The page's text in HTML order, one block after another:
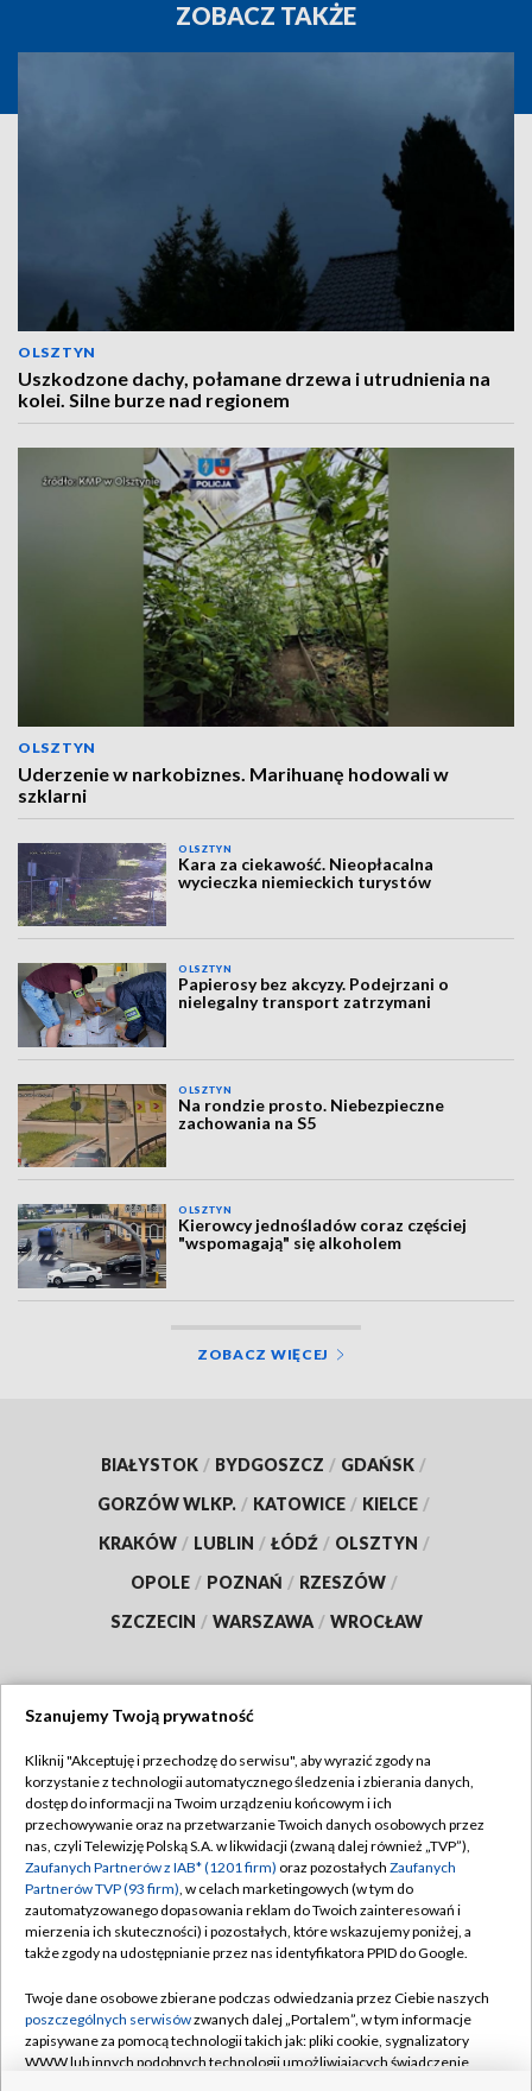
ZOBACZ TAKŻE
OLSZTYN
Uszkodzone dachy, połamane drzewa i utrudnienia na
kolei. Silne burze nad regionem
OLSZTYN
Uderzenie w narkobiznes. Marihuanę hodowali w
szklarni
OLSZTYN
Kara za ciekawość. Nieopłacalna
wycieczka niemieckich turystów
OLSZTYN
Papierosy bez akcyzy. Podejrzani o
nielegalny transport zatrzymani
OLSZTYN
Na rondzie prosto. Niebezpieczne
zachowania na S5
OLSZTYN
Kierowcy jednośladów coraz częściej
"wspomagają" się alkoholem
ZOBACZ WIĘCEJ
BIAŁYSTOK / BYDGOSZCZ / GDAŃSK /
GORZÓW WLKP. / KATOWICE / KIELCE /
KRAKÓW / LUBLIN / ŁÓDŹ / OLSZTYN /
OPOLE / POZNAŃ / RZESZÓW /
SZCZECIN / WARSZAWA / WROCŁAW
TVP
Abonament TVP
Emisja w TVP
Centrum informacji TVP
Naziemna Telewizja Cyfrowa
Rada Programowa
System NOS
Regulamin TVP
Polityka prywatności
Moje zgody
Pomoc
Kontakt
Szanujemy Twoją prywatność
Kliknij "Akceptuję i przechodzę do serwisu", aby wyrazić zgody na
korzystanie z technologii automatycznego śledzenia i zbierania danych,
dostęp do informacji na Twoim urządzeniu końcowym i ich
przechowywanie oraz na przetwarzanie Twoich danych osobowych przez
nas, czyli Telewizję Polską S.A. w likwidacji (zwaną dalej również „TVP”),
Zaufanych Partnerów z IAB* (1201 firm) oraz pozostałych Zaufanych
Partnerów TVP (93 firm), w celach marketingowych (w tym do
zautomatyzowanego dopasowania reklam do Twoich zainteresowań i
mierzenia ich skuteczności) i pozostałych, które wskazujemy poniżej, a
także zgody na udostępnianie przez nas identyfikatora PPID do Google.
Twoje dane osobowe zbierane podczas odwiedzania przez Ciebie naszych
poszczególnych serwisówzwanych dalej „Portalem”, w tym informacje
zapisywane za pomocą technologii takich jak: pliki cookie, sygnalizatory
WWW lub innych podobnych technologii umożliwiających świadczenie